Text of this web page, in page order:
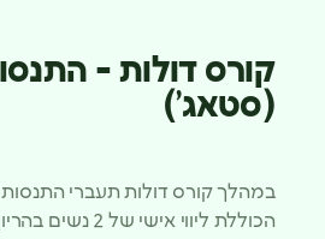
קורס דולות -
(סטאג')
במהלך קורס דולות תעברי
הכוללת ליווי אישי